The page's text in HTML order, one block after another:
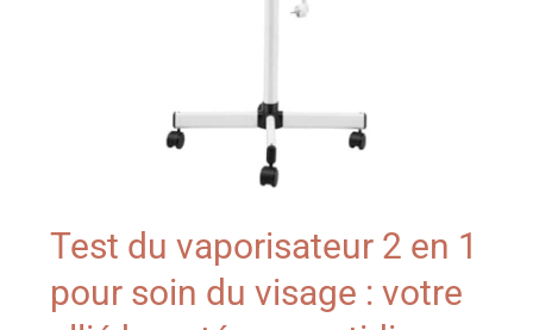
Test du vaporisateur 2 en 1
pour soin du visage : votre